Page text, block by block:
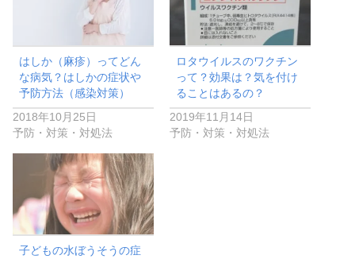
はしか（麻疹）ってどん
な病気？はしかの症状や
予防方法（感染対策）
2018年10月25日
予防・対策・対処法
ロタウイルスのワクチン
って？効果は？気を付け
ることはあるの？
2019年11月14日
予防・対策・対処法
子どもの水ぼうそうの症